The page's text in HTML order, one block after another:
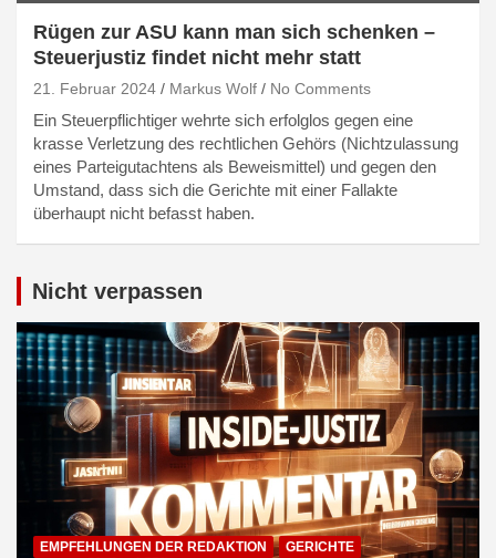
Rügen zur ASU kann man sich schenken –
Steuerjustiz findet nicht mehr statt
21. Februar 2024 Markus Wolf No Comments
Ein Steuerpflichtiger wehrte sich erfolglos gegen eine
krasse Verletzung des rechtlichen Gehörs (Nichtzulassung
eines Parteigutachtens als Beweismittel) und gegen den
Umstand, dass sich die Gerichte mit einer Fallakte
überhaupt nicht befasst haben.
Nicht verpassen
EMPFEHLUNGEN DER REDAKTION
GERICHTE